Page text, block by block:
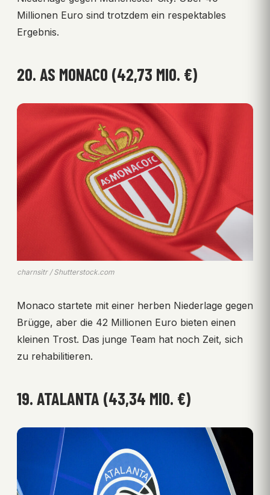
Millionen Euro sind trotzdem ein respektables
Ergebnis.
20. AS MONACO (42,73 MIO. €)
charnsitr / Shutterstock.com
Monaco startete mit einer herben Niederlage gegen
Brügge, aber die 42 Millionen Euro bieten einen
kleinen Trost. Das junge Team hat noch Zeit, sich
zu rehabilitieren.
19. ATALANTA (43,34 MIO. €)